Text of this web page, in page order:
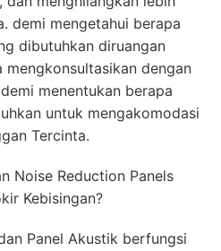
demi mengetahui berapa
dibutuhkan diruangan
mengkonsultasikan dengan
menentukan berapa
untuk mengakomodasi
Tercinta.
Noise Reduction Panels
Kebisingan?
Panel Akustik berfungsi